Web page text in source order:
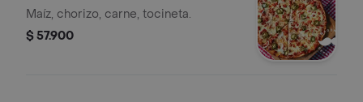
Maíz, chorizo, carne, tocineta.
$ 57.900